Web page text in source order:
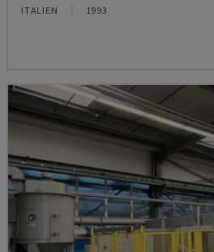
ITALIEN 1993